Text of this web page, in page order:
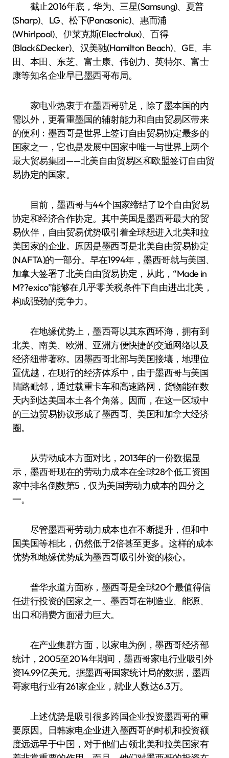
截止2016年底，华为、三星(Samsung)、夏普
(Sharp)、LG、松下(Panasonic)、惠而浦
(Whirlpool)、伊莱克斯(Electrolux)、百得
(Black&Decker)、汉美驰(Hamilton Beach)、GE、丰
田、本田、东芝、富士康、伟创力、英特尔、富士
康等知名企业早已墨西哥布局。
家电业热衷于在墨西哥驻足，除了墨本国的内
需以外，更看重墨国的辅射能力和自由贸易区带来
的便利：墨西哥是世界上签订自由贸易协定最多的
国家之一，它也是发展中国家中唯一与世界上两个
最大贸易集团——北美自由贸易区和欧盟签订自由贸
易协定的国家。
目前，墨西哥与44个国家缔结了12个自由贸易
协定和经济合作协定。其中美国是墨西哥最大的贸
易伙伴，自由贸易优势吸引着全球想进入北美和拉
美国家的企业。原因是墨西哥是北美自由贸易协定
(NAFTA)的一部分。早在1994年，墨西哥就与美国、
加拿大签署了北美自由贸易协定，从此，“Made in
M??exico”能够在几乎零关税条件下自由进出北美，
构成强劲的竞争力。
在地缘优势上，墨西哥以其东西环海，拥有到
北美、南美、欧洲、亚洲方便快捷的交通网络以及
经济纽带著称。因墨西哥北部与美国接壤，地理位
置优越，在现行的经济体系中，由于墨西哥与美国
陆路毗邻，通过载重卡车和高速路网，货物能在数
天内到达美国本土各个角落。因而，在这一区域中
的三边贸易协议形成了墨西哥、美国和加拿大经济
圈。
从劳动成本方面对比，2013年的一份数据显
示，墨西哥现在的劳动力成本在全球28个低工资国
家中排名倒数第5，仅为美国劳动力成本的四分之
一。
尽管墨西哥劳动力成本也在不断提升，但和中
国美国等相比，仍然低于2倍甚至更多。这样的成本
优势和地缘优势成为墨西哥吸引外资的核心。
普华永道方面称，墨西哥是全球20个最值得信
任进行投资的国家之一。墨西哥在制造业、能源、
出口和消费方面潜力巨大。
在产业集群方面，以家电为例，墨西哥经济部
统计，2005至2014年期间，墨西哥家电行业吸引外
资14.99亿美元。据墨西哥国家统计局的数据，墨西
哥家电行业有261家企业，就业人数达6.3万。
上述优势是吸引很多跨国企业投资墨西哥的重
要原因。日韩家电企业进入墨西哥的时机和投资额
度远远早于中国，对于他们占领北美和拉美国家有